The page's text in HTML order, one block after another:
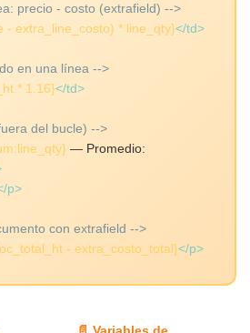
precio - costo (extrafield) -->
- extra_line_costo) * line_qty}</td>
en una línea -->
* 1.16}</td>
del bucle) -->
— Promedio:
p>
con extrafield -->
- extra_costo_total}</p>